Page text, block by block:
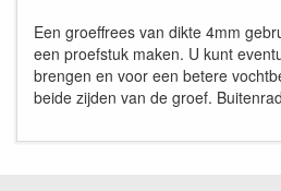
Een groeffrees van dikte 4mm
een proefstuk maken. U kunt
brengen en voor een betere
beide zijden van de groef.